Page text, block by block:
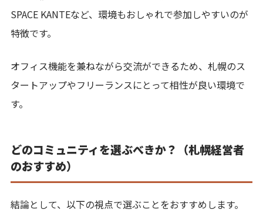
SPACE KANTEなど、環境もおしゃれで参加しやすいのが
特徴です。
オフィス機能を兼ねながら交流ができるため、札幌のス
タートアップやフリーランスにとって相性が良い環境で
す。
どのコミュニティを選ぶべきか？（札幌経営者
のおすすめ）
結論として、以下の視点で選ぶことをおすすめします。